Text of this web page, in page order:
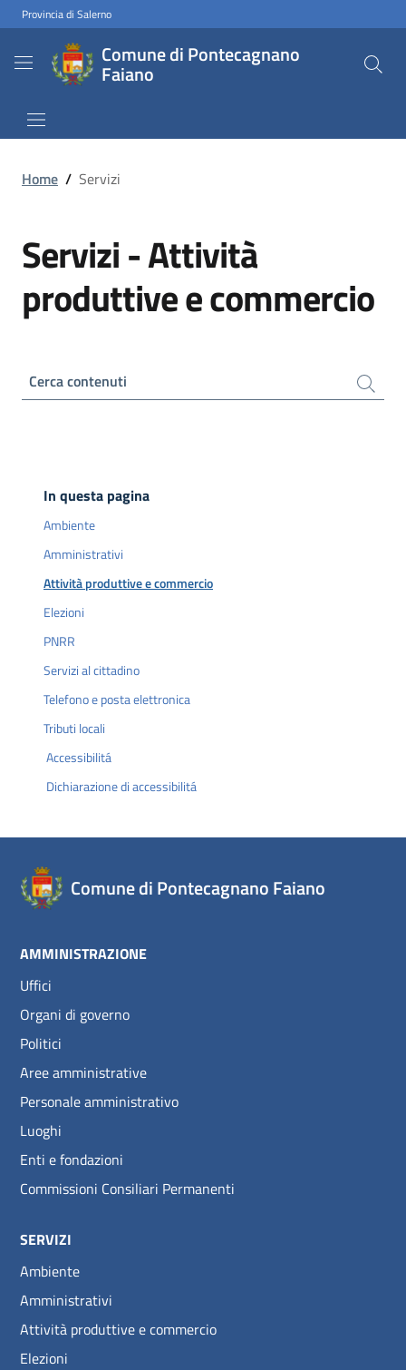
Provincia di Salerno
Comune di Pontecagnano
Faiano
Home / Servizi
Servizi - Attività
produttive e commercio
Cerca contenuti
In questa pagina
Ambiente
Amministrativi
Attività produttive e commercio
Elezioni
PNRR
Servizi al cittadino
Telefono e posta elettronica
Tributi locali
Accessibilitá
Dichiarazione di accessibilitá
Comune di Pontecagnano Faiano
AMMINISTRAZIONE
Uffici
Organi di governo
Politici
Aree amministrative
Personale amministrativo
Luoghi
Enti e fondazioni
Commissioni Consiliari Permanenti
SERVIZI
Ambiente
Amministrativi
Attività produttive e commercio
Elezioni